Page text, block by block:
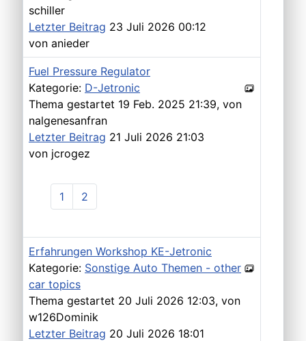
schiller
Letzter Beitrag 23 Juli 2026 00:12
von anieder
Fuel Pressure Regulator
Kategorie: D-Jetronic
Thema gestartet 19 Feb. 2025 21:39, von
nalgenesanfran
Letzter Beitrag 21 Juli 2026 21:03
von jcrogez
1 2
Erfahrungen Workshop KE-Jetronic
Kategorie: Sonstige Auto Themen - other
car topics
Thema gestartet 20 Juli 2026 12:03, von
w126Dominik
Letzter Beitrag 20 Juli 2026 18:01